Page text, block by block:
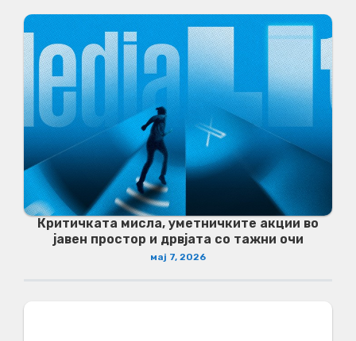
Критичката мисла, уметничките акции во
јавен простор и дрвјата со тажни очи
мај 7, 2026